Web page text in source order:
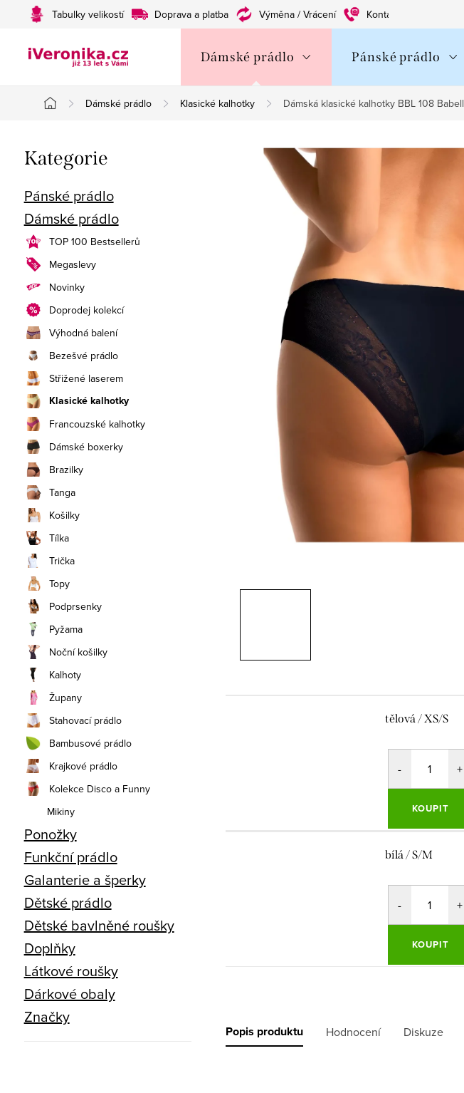
Tabulky velikostí Doprava a platba Výměna / Vrácení Kontakty
Dámské prádlo Pánské prádlo
Domů
Dámské prádlo Klasické kalhotky Dámská klasické kalhotky BBL 108 Babell
o
s
t
r
a
n
n
í
p
a
n
e
l
Přeskočit
kategorie
Kategorie
Pánské prádlo
Dámské prádlo
TOP 100 Bestsellerů
Megaslevy
Novinky
Doprodej kolekcí
Výhodná balení
Bezešvé prádlo
Střižené laserem
Klasické kalhotky
Francouzské kalhotky
Dámské boxerky
Brazilky
Tanga
Košilky
Tílka
Trička
Topy
Podprsenky
Pyžama
Noční košilky
Kalhoty
Župany
Stahovací prádlo
Bambusové prádlo
Krajkové prádlo
Kolekce Disco a Funny
Mikiny
Ponožky
Funkční prádlo
Galanterie a šperky
Dětské prádlo
Dětské bavlněné roušky
Doplňky
Látkové roušky
Dárkové obaly
Značky
tělová / XS/S
KOUPIT
bílá / S/M
KOUPIT
Popis produktu Hodnocení Diskuze